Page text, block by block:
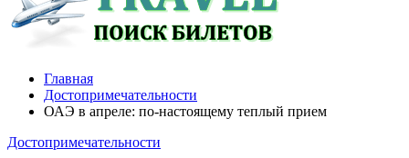
Главная
Достопримечательности
ОАЭ в апреле: по-настоящему теплый прием
Достопримечательности